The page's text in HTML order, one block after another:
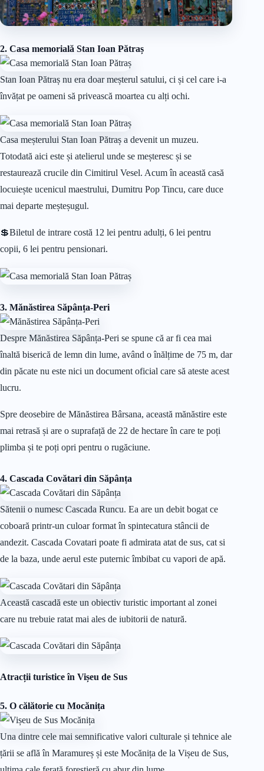
2. Casa memorială Stan Ioan Pătraș
Stan Ioan Pătraș nu era doar meșterul satului, ci și cel care i-a
învățat pe oameni să privească moartea cu alți ochi.
Casa meșterului Stan Ioan Pătraș a devenit un muzeu.
Totodată aici este și atelierul unde se meșteresc și se
restaurează crucile din Cimitirul Vesel. Acum în această casă
locuiește ucenicul maestrului, Dumitru Pop Tincu, care duce
mai departe meșteșugul.
💲Biletul de intrare costă 12 lei pentru adulți, 6 lei pentru
copii, 6 lei pentru pensionari.
3. Mănăstirea Săpânța-Peri
Despre Mănăstirea Săpânța-Peri se spune că ar fi cea mai
înaltă biserică de lemn din lume, având o înălțime de 75 m, dar
din păcate nu este nici un document oficial care să ateste acest
lucru.
Spre deosebire de Mănăstirea Bârsana, această mănăstire este
mai retrasă și are o suprafață de 22 de hectare în care te poți
plimba și te poți opri pentru o rugăciune.
4. Cascada Covătari din Săpânța
Sătenii o numesc Cascada Runcu. Ea are un debit bogat ce
coboară printr-un culoar format în spintecatura stâncii de
andezit. Cascada Covatari poate fi admirata atat de sus, cat si
de la baza, unde aerul este puternic îmbibat cu vapori de apă.
Această cascadă este un obiectiv turistic important al zonei
care nu trebuie ratat mai ales de iubitorii de natură.
Atracții turistice în Vișeu de Sus
5. O călătorie cu Mocănița
Una dintre cele mai semnificative valori culturale și tehnice ale
țării se află în Maramureș și este Mocănița de la Vișeu de Sus,